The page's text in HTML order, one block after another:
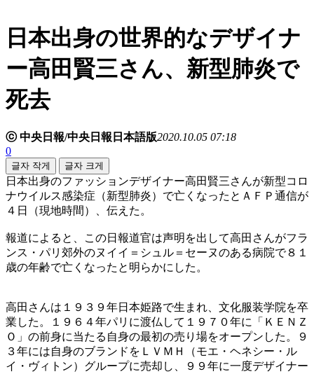
日本出身の世界的なデザイナ
ー高田賢三さん、新型肺炎で
死去
ⓒ 中央日報/中央日報日本語版2020.10.05 07:18
0
글자 작게 글자 크게
日本出身のファッションデザイナー高田賢三さんが新型コロ
ナウイルス感染症（新型肺炎）で亡くなったとＡＦＰ通信が
４日（現地時間）、伝えた。
報道によると、この日報道官は声明を出して高田さんがフラ
ンス・パリ郊外のヌイイ＝シュル＝セーヌのある病院で８１
歳の年齢で亡くなったと明らかにした。
高田さんは１９３９年日本姫路で生まれ、文化服装学院を卒
業した。１９６４年パリに渡仏して１９７０年に「ＫＥＮＺ
Ｏ」の前身に当たる自身の最初の売り場をオープンした。９
３年には自身のブランドをＬＶＭＨ（モエ・ヘネシー・ル
イ・ヴィトン）グループに売却し、９９年に一度デザイナー